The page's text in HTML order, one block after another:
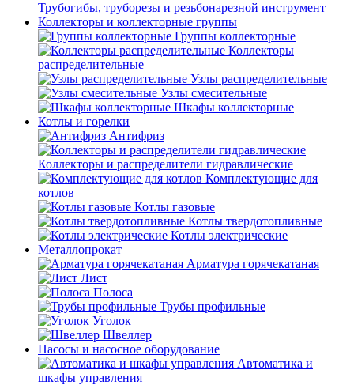
Трубогибы, труборезы и резьбонарезной инструмент
Коллекторы и коллекторные группы
Группы коллекторные
Коллекторы
распределительные
Узлы распределительные
Узлы смесительные
Шкафы коллекторные
Котлы и горелки
Антифриз
Коллекторы и распределители гидравлические
Комплектующие для
котлов
Котлы газовые
Котлы твердотопливные
Котлы электрические
Металлопрокат
Арматура горячекатаная
Лист
Полоса
Трубы профильные
Уголок
Швеллер
Насосы и насосное оборудование
Автоматика и
шкафы управления